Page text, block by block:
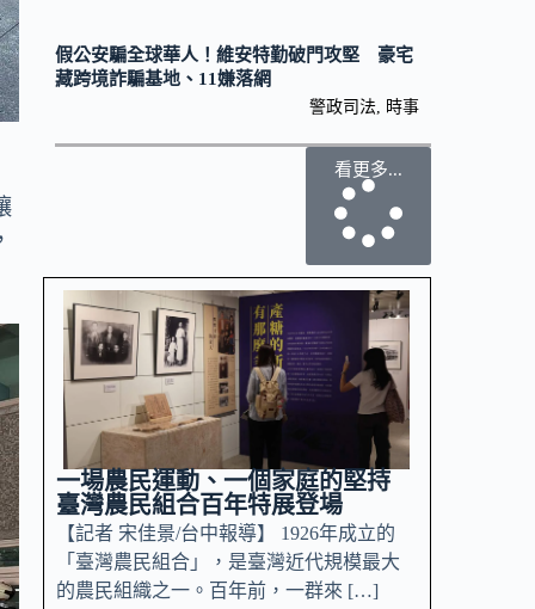
假公安騙全球華人！維安特勤破門攻堅 豪宅
藏跨境詐騙基地、11嫌落網
警政司法, 時事
看更多...
一場農民運動、一個家庭的堅持
臺灣農民組合百年特展登場
【記者 宋佳景/台中報導】 1926年成立的
「臺灣農民組合」，是臺灣近代規模最大
的農民組織之一。百年前，一群來 […]